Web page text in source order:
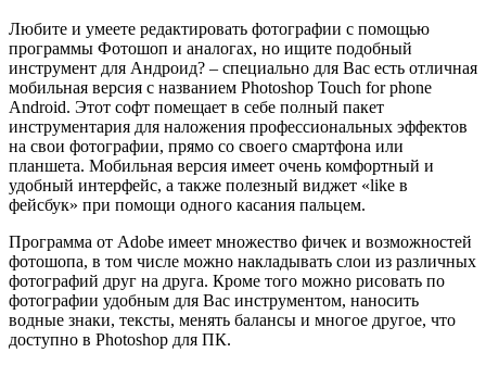
Любите и умеете редактировать фотографии с помощью
программы Фотошоп и аналогах, но ищите подобный
инструмент для Андроид? – специально для Вас есть отличная
мобильная версия с названием Photoshop Touch for phone
Android. Этот софт помещает в себе полный пакет
инструментария для наложения профессиональных эффектов
на свои фотографии, прямо со своего смартфона или
планшета. Мобильная версия имеет очень комфортный и
удобный интерфейс, а также полезный виджет «like в
фейсбук» при помощи одного касания пальцем.
Программа от Adobe имеет множество фичек и возможностей
фотошопа, в том числе можно накладывать слои из различных
фотографий друг на друга. Кроме того можно рисовать по
фотографии удобным для Вас инструментом, наносить
водные знаки, тексты, менять балансы и многое другое, что
доступно в Photoshop для ПК.